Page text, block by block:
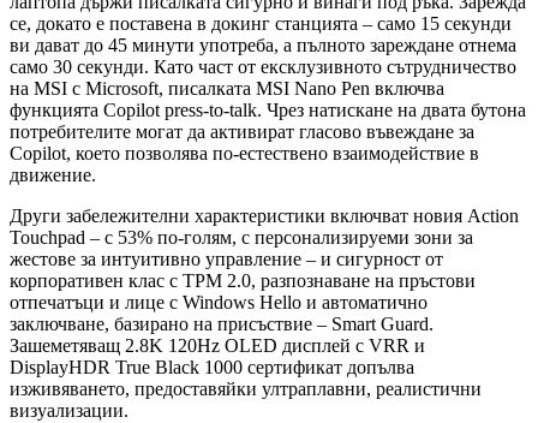
се, докато е поставена в докинг станцията – само 15 секунди
ви дават до 45 минути употреба, а пълното зареждане отнема
само 30 секунди. Като част от ексклузивното сътрудничество
на MSI с Microsoft, писалката MSI Nano Pen включва
функцията Copilot press-to-talk. Чрез натискане на двата бутона
потребителите могат да активират гласово въвеждане за
Copilot, което позволява по-естествено взаимодействие в
движение.
Други забележителни характеристики включват новия Action
Touchpad – с 53% по-голям, с персонализируеми зони за
жестове за интуитивно управление – и сигурност от
корпоративен клас с TPM 2.0, разпознаване на пръстови
отпечатъци и лице с Windows Hello и автоматично
заключване, базирано на присъствие – Smart Guard.
Зашеметяващ 2.8K 120Hz OLED дисплей с VRR и
DisplayHDR True Black 1000 сертификат допълва
изживяването, предоставяйки ултраплавни, реалистични
визуализации.